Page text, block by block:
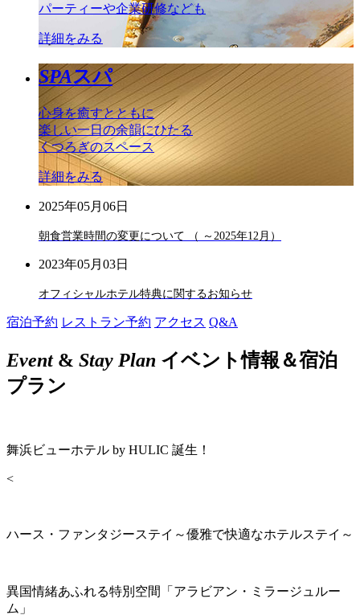
パーティーや企業研修なども
詳細をみる
SPAスパ
心身を癒すとともに
楽しい一日の余韻にひたる
くつろぎのスペース
詳細をみる
2025年05月06日
朝食営業時間の変更について （ ～2025年12月）
2023年05月03日
オフィシャルホテル特典に関するお知らせ
宿泊予約 レストラン予約 アクセス Q&A
Event& Stay Plan イベント情報＆宿泊
プラン
舞浜ビューホテル by HULIC 誕生！
<
ハース・ファンタジーステイ～優雅で快適なホテルステイ～
異国情緒あふれる特別空間「アラビアン・ミラージュルー
ム」